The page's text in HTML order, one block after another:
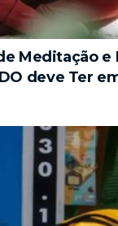
Meditação
deve Ter